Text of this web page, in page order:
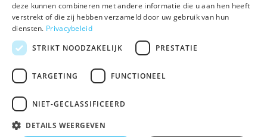
©Uitgeverij deLex
Bezoekadres
Korte Leidsedwarsstraat 12 II
T 020 - 345 22 12
Algemene voorwaarden
Disclaimer
deze kunnen combineren met andere informatie die u aan hen heeft
verstrekt of die zij hebben verzameld door uw gebruik van hun
diensten. Privacybeleid
STRIKT NOODZAKELIJK
PRESTATIE
TARGETING FUNCTIONEEL
NIET-GECLASSIFICEERD
DETAILS WEERGEVEN